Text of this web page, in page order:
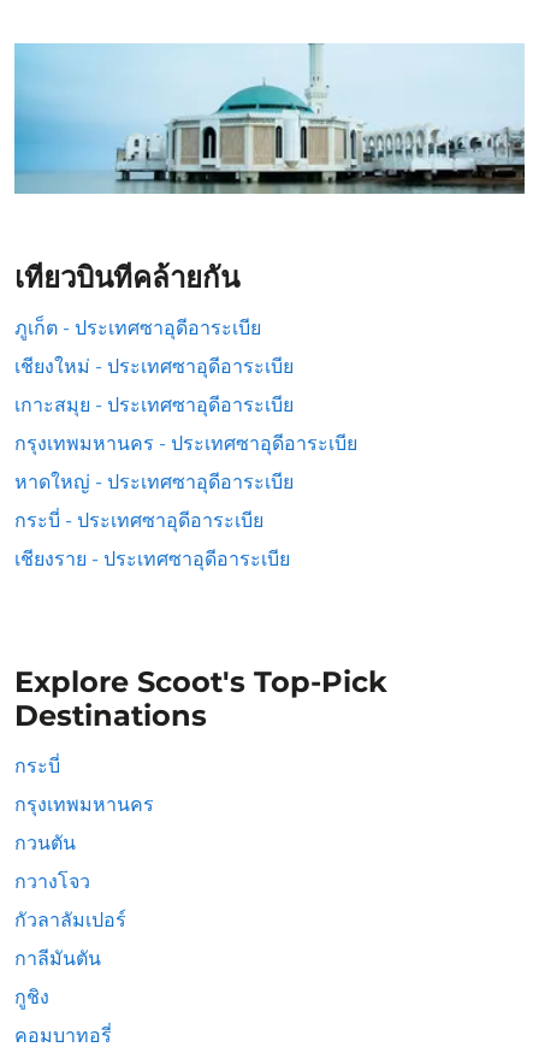
เที่ยวบินที่คล้ายกัน
ภูเก็ต - ประเทศซาอุดีอาระเบีย
เชียงใหม่ - ประเทศซาอุดีอาระเบีย
เกาะสมุย - ประเทศซาอุดีอาระเบีย
กรุงเทพมหานคร - ประเทศซาอุดีอาระเบีย
หาดใหญ่ - ประเทศซาอุดีอาระเบีย
กระบี่ - ประเทศซาอุดีอาระเบีย
เชียงราย - ประเทศซาอุดีอาระเบีย
Explore Scoot's Top-Pick
Destinations
กระบี่
กรุงเทพมหานคร
กวนตัน
กวางโจว
กัวลาลัมเปอร์
กาลีมันตัน
กูชิง
คอมบาทอรี่